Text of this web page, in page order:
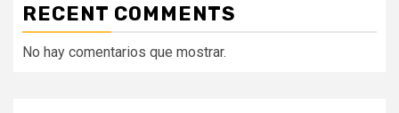
RECENT COMMENTS
No hay comentarios que mostrar.